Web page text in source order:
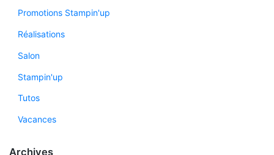
Promotions Stampin'up
Réalisations
Salon
Stampin'up
Tutos
Vacances
Archives